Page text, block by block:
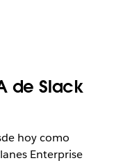
de Slack
hoy como
Enterprise